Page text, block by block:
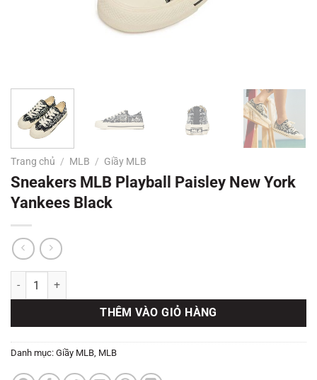
Trang chủ / MLB / Giầy MLB
Sneakers MLB Playball Paisley New York
Yankees Black
Sneakers MLB Playball Paisley New York Yankees Black số lượng
THÊM VÀO GIỎ HÀNG
Danh mục: Giầy MLB, MLB